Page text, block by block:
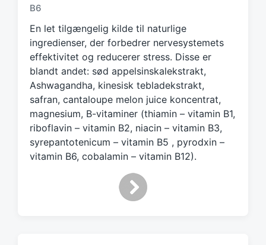
e
w
i
t
h
B6
En let tilgængelig kilde til naturlige
ingredienser, der forbedrer nervesystemets
effektivitet og reducerer stress. Disse er
blandt andet: sød appelsinskalekstrakt,
Ashwagandha, kinesisk tebladekstrakt,
safran, cantaloupe melon juice koncentrat,
magnesium, B-vitaminer (thiamin – vitamin B1,
riboflavin – vitamin B2, niacin – vitamin B3,
syrepantotenicum – vitamin B5 , pyrodxin –
vitamin B6, cobalamin – vitamin B12).